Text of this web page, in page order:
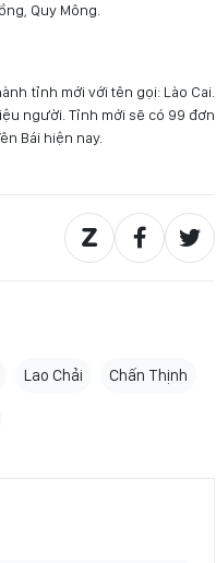
Quy Mông.
tỉnh mới với tên gọi: Lào Cai.
người. Tỉnh mới sẽ có 99 đơn
Bái hiện nay.
Lao Chải Chấn Thịnh